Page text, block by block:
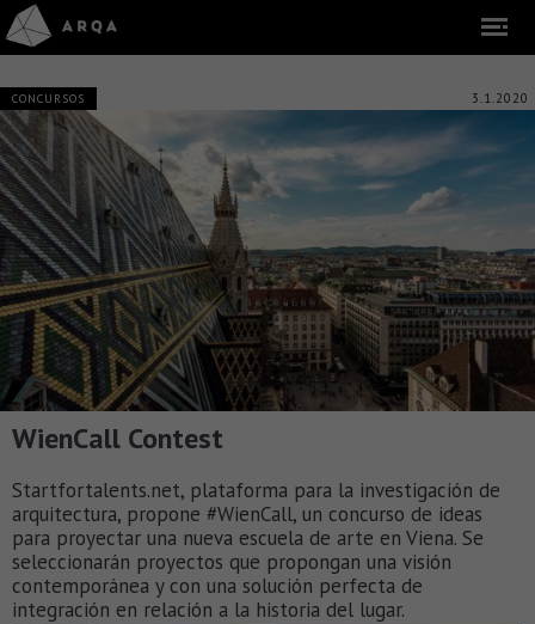
CONCURSOS 3.1.2020
WienCall Contest
Startfortalents.net, plataforma para la investigación de
arquitectura, propone #WienCall, un concurso de ideas
para proyectar una nueva escuela de arte en Viena. Se
seleccionarán proyectos que propongan una visión
contemporánea y con una solución perfecta de
integración en relación a la historia del lugar.